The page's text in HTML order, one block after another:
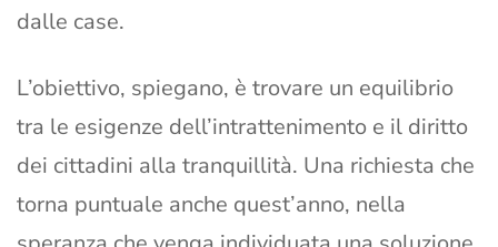
dalle case.
L’obiettivo, spiegano, è trovare un equilibrio
tra le esigenze dell’intrattenimento e il diritto
dei cittadini alla tranquillità. Una richiesta che
torna puntuale anche quest’anno, nella